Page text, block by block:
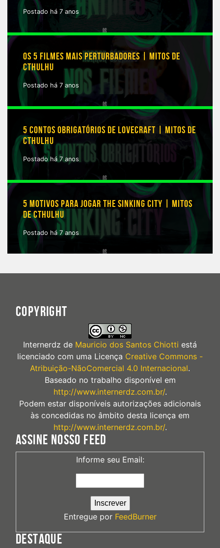
Postado há 7 anos
OS 5 FILMES MAIS PERTURBADORES | MITOS DE
CTHULHU
Postado há 7 anos
5 CONTOS OBRIGATÓRIOS DE LOVECRAFT | MITOS DE
CTHULHU
Postado há 7 anos
5 MOTIVOS PARA JOGAR THE SINKING CITY | MITOS
DE CTHULHU
Postado há 7 anos
COPYRIGHT
Internerdz de Mauricio dos Santos Chiotti está
licenciado com uma Licença Creative Commons -
Atribuição-NãoComercial 4.0 Internacional.
Baseado no trabalho disponível em
http://www.internerdz.com.br/.
Podem estar disponíveis autorizações adicionais
às concedidas no âmbito desta licença em
http://www.internerdz.com.br/.
ASSINE NOSSO FEED
Informe seu Email:
Entregue por FeedBurner
DESTAQUE